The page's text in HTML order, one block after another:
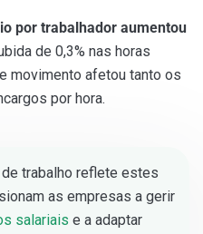
por trabalhador aumentou
de 0,3% nas horas
movimento afetou tanto os
por hora.
trabalho reflete estes
as empresas a gerir
salariais e a adaptar